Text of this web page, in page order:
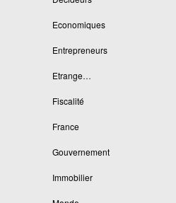
Economiques
Entrepreneurs
Etrange…
Fiscalité
France
Gouvernement
Immobilier